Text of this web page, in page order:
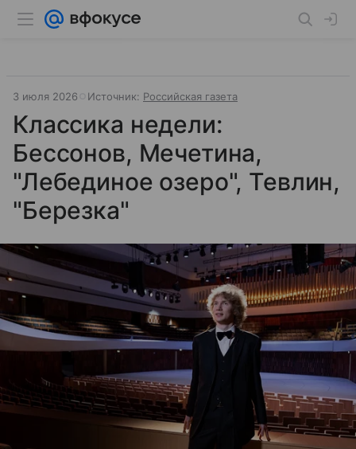
3 июля 2026 Источник: Российская газета
Классика недели:
Бессонов, Мечетина,
"Лебединое озеро", Тевлин,
"Березка"